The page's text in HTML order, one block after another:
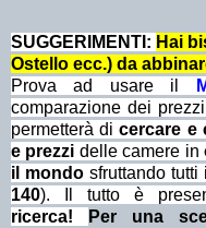
SUGGERIMENTI: Hai
Ostello ecc.) da
Prova ad usare il
comparazione dei
permetterà dicercare e
e prezzi delle camere in
il mondo sfruttando
140). Il tutto è
ricerca!
Per una